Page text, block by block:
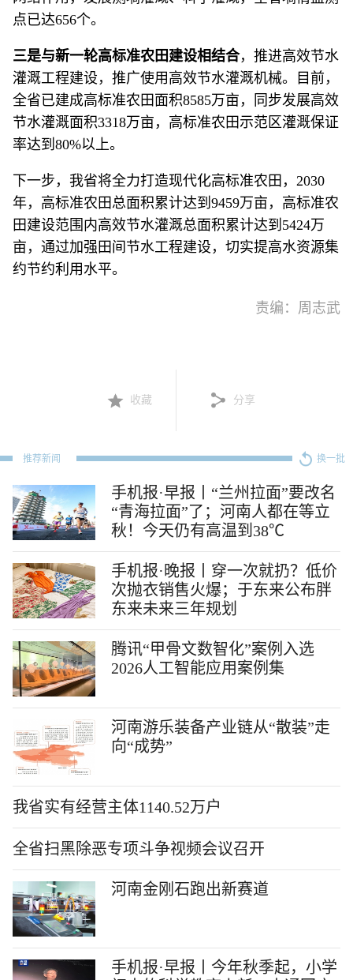
点已达656个。
三是与新一轮高标准农田建设相结合，推进高效节水
灌溉工程建设，推广使用高效节水灌溉机械。目前，
全省已建成高标准农田面积8585万亩，同步发展高效
节水灌溉面积3318万亩，高标准农田示范区灌溉保证
率达到80%以上。
下一步，我省将全力打造现代化高标准农田，2030
年，高标准农田总面积累计达到9459万亩，高标准农
田建设范围内高效节水灌溉总面积累计达到5424万
亩，通过加强田间节水工程建设，切实提高水资源集
约节约利用水平。
责编：周志武
收藏 分享
推荐新闻 换一批
手机报·早报丨“兰州拉面”要改名
“青海拉面”了；河南人都在等立
秋！今天仍有高温到38℃
手机报·晚报丨穿一次就扔？低价
次抛衣销售火爆；于东来公布胖
东来未来三年规划
腾讯“甲骨文数智化”案例入选
2026人工智能应用案例集
河南游乐装备产业链从“散装”走
向“成势”
我省实有经营主体1140.52万户
全省扫黑除恶专项斗争视频会议召开
河南金刚石跑出新赛道
手机报·早报丨今年秋季起，小学